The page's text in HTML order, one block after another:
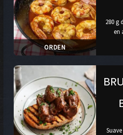
ORDEN
280 g
en